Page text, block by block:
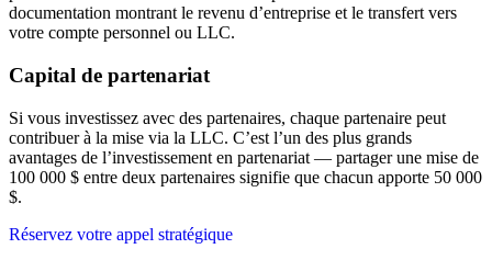
documentation montrant le revenu d’entreprise et le transfert vers
votre compte personnel ou LLC.
Capital de partenariat
Si vous investissez avec des partenaires, chaque partenaire peut
contribuer à la mise via la LLC. C’est l’un des plus grands
avantages de l’investissement en partenariat — partager une mise de
100 000 $ entre deux partenaires signifie que chacun apporte 50 000
$.
Réservez votre appel stratégique